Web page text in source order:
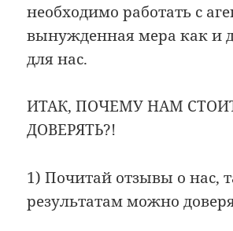
необходимо работать с
вынужденная мера как и
для нас.
ИТАК, ПОЧЕМУ НАМ
ДОВЕРЯТЬ?!
1) Почитай отзывы о нас,
результатам можно